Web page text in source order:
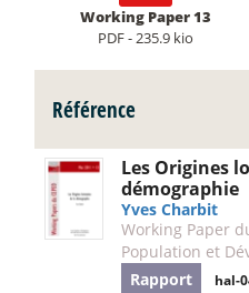
Working Paper 13
PDF - 235.9 kio
Référence
Les Origines
démographie
Yves Charbit
Working Paper
Population et
Rapport
hal-